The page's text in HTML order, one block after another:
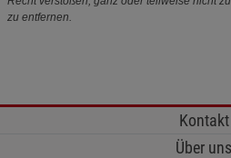
zu entfernen.
Kontakt
Über uns